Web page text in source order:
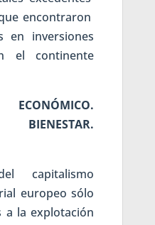
encontraron
en inversiones
el continente
capitalismo
europeo sólo
a la explotación